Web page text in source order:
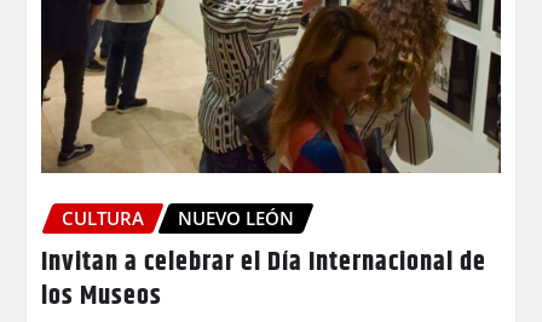
CULTURA NUEVO LEÓN
Invitan a celebrar el Día Internacional de
los Museos